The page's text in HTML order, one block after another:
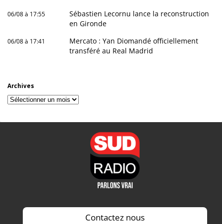
06/08 à 17:55
Sébastien Lecornu lance la reconstruction
en Gironde
06/08 à 17:41
Mercato : Yan Diomandé officiellement
transféré au Real Madrid
Archives
Archives
Contactez nous